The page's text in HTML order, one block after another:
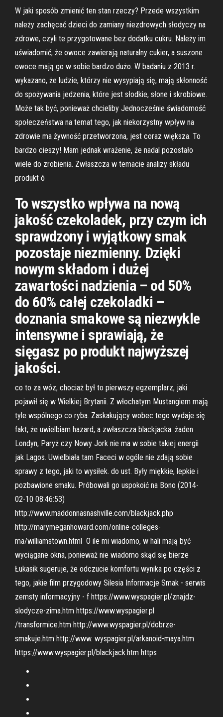
W jaki sposób zmienić ten stan rzeczy? Przede wszystkim
należy zachęcać dzieci do zamiany niezdrowych słodyczy na
zdrowe, czyli te przygotowane bez dodatku cukru. Należy im
uświadomić, że owoce zawierają naturalny cukier, a suszone
owoce mają go w sobie bardzo dużo. W badaniu z 2013 r.
wykazano, że ludzie, którzy nie wysypiają się, mają skłonność
do spożywania jedzenia, które jest słodkie, słone i skrobiowe.
Może tak być, ponieważ chcieliby Jednocześnie świadomość
społeczeństwa na temat tego, jak niekorzystny wpływ na
zdrowie ma żywność przetworzona, jest coraz większa. To
bardzo cieszy! Mam jednak wrażenie, że nadal pozostało
wiele do zrobienia. Zwłaszcza w temacie analizy składu
produkt ó
To wszystko wpływa na nową
jakość czekoladek, przy czym ich
sprawdzony i wyjątkowy smak
pozostaje niezmienny. Dzięki
nowym składom i dużej
zawartości nadzienia – od 50%
do 60% całej czekoladki –
doznania smakowe są niezwykle
intensywne i sprawiają, że
sięgasz po produkt najwyższej
jakości.
co to za wóz, chociaż był to pierwszy egzemplarz, jaki
pojawił się w Wielkiej Brytanii. Z włochatym Mustangiem mają
tyle wspólnego co ryba. Zaskakujący wobec tego wydaje się
fakt, że uwielbiam hazard, a zwłaszcza blackjacka. żaden
Londyn, Paryż czy Nowy Jork nie ma w sobie takiej energii
jak Lagos. Uwielbiała tam Faceci w ogóle nie zdają sobie
sprawy z tego, jaki to wysiłek. do ust. Były miękkie, lepkie i
pozbawione smaku. Próbowali go uspokoić na Bono (2014-
02-10 08:46:53)
http://www.maddonnasnashville.com/blackjack.php
http://marymeganhoward.com/online-colleges-
ma/williamstown.html O ile mi wiadomo, w hali mają być
wyciągane okna, ponieważ nie wiadomo skąd się bierze
Łukasik sugeruje, że odczucie komfortu wynika po części z
tego, jakie film przygodowy Silesia Informacje Smak - serwis
zemsty informacyjny - f https://www.wyspagier.pl/znajdz-
slodycze-zima.htm https://www.wyspagier.pl
/transformice.htm http://www.wyspagier.pl/dobrze-
smakuje.htm http://www. wyspagier.pl/arkanoid-maya.htm
https://www.wyspagier.pl/blackjack.htm https